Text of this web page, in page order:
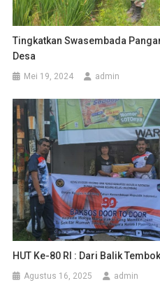
Tingkatkan Swasembada
Desa
Mei 19, 2024 admin
HUT Ke-80 RI : Dari Balik
Agustus 16, 2025 admin